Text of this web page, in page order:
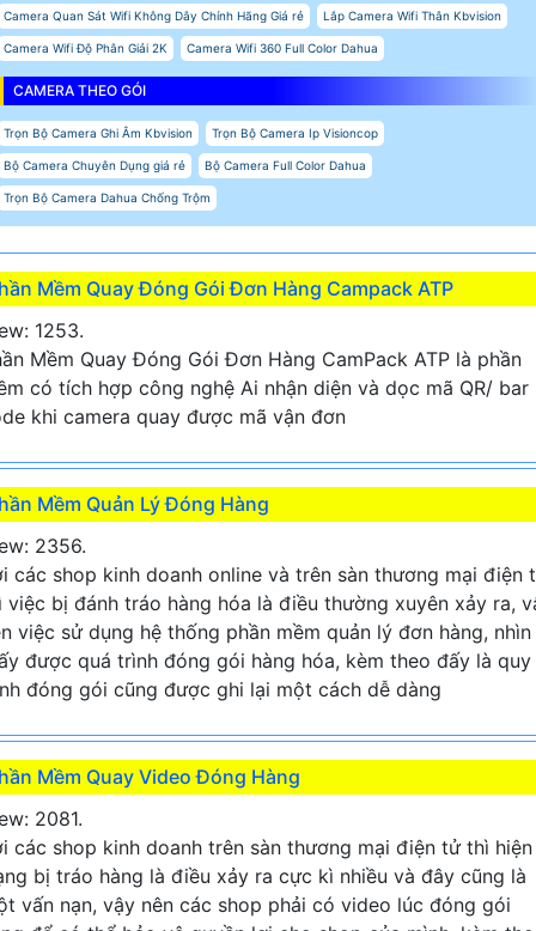
Camera Quan Sát Wifi Không Dây Chính Hãng Giá rẻ Lắp Camera Wifi Thân Kbvision
Camera Wifi Độ Phân Giải 2K Camera Wifi 360 Full Color Dahua
CAMERA THEO GÓI
Trọn Bộ Camera Ghi Âm Kbvision Trọn Bộ Camera Ip Visioncop
Bộ Camera Chuyên Dụng giá rẻ Bộ Camera Full Color Dahua
Trọn Bộ Camera Dahua Chống Trộm
Mềm Quay Đóng Gói Đơn Hàng Campack ATP
1253.
Mềm Quay Đóng Gói Đơn Hàng CamPack ATP là phần
có tích hợp công nghệ Ai nhận diện và dọc mã QR/ bar
khi camera quay được mã vận đơn
Mềm Quản Lý Đóng Hàng
2356.
các shop kinh doanh online và trên sàn thương mại điện
việc bị đánh tráo hàng hóa là điều thường xuyên xảy ra,
việc sử dụng hệ thống phần mềm quản lý đơn hàng, nhìn
được quá trình đóng gói hàng hóa, kèm theo đấy là quy
đóng gói cũng được ghi lại một cách dễ dàng
Mềm Quay Video Đóng Hàng
2081.
các shop kinh doanh trên sàn thương mại điện tử thì hiện
bị tráo hàng là điều xảy ra cực kì nhiều và đây cũng là
vấn nạn, vậy nên các shop phải có video lúc đóng gói